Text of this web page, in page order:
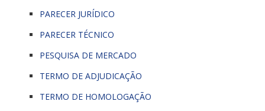
PARECER JURÍDICO
PARECER TÉCNICO
PESQUISA DE MERCADO
TERMO DE ADJUDICAÇÃO
TERMO DE HOMOLOGAÇÃO